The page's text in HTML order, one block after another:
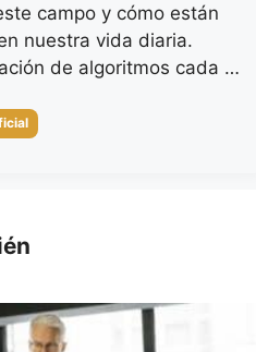
campo y cómo están
nuestra vida diaria.
de algoritmos cada …